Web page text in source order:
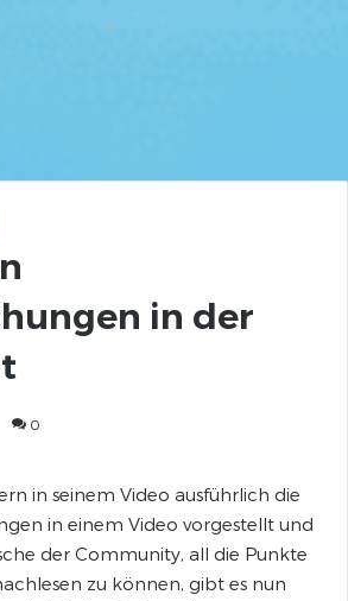
in der
0
in seinem Video ausführlich die
in einem Video vorgestellt und
der Community, all die Punkte
zu können, gibt es nun